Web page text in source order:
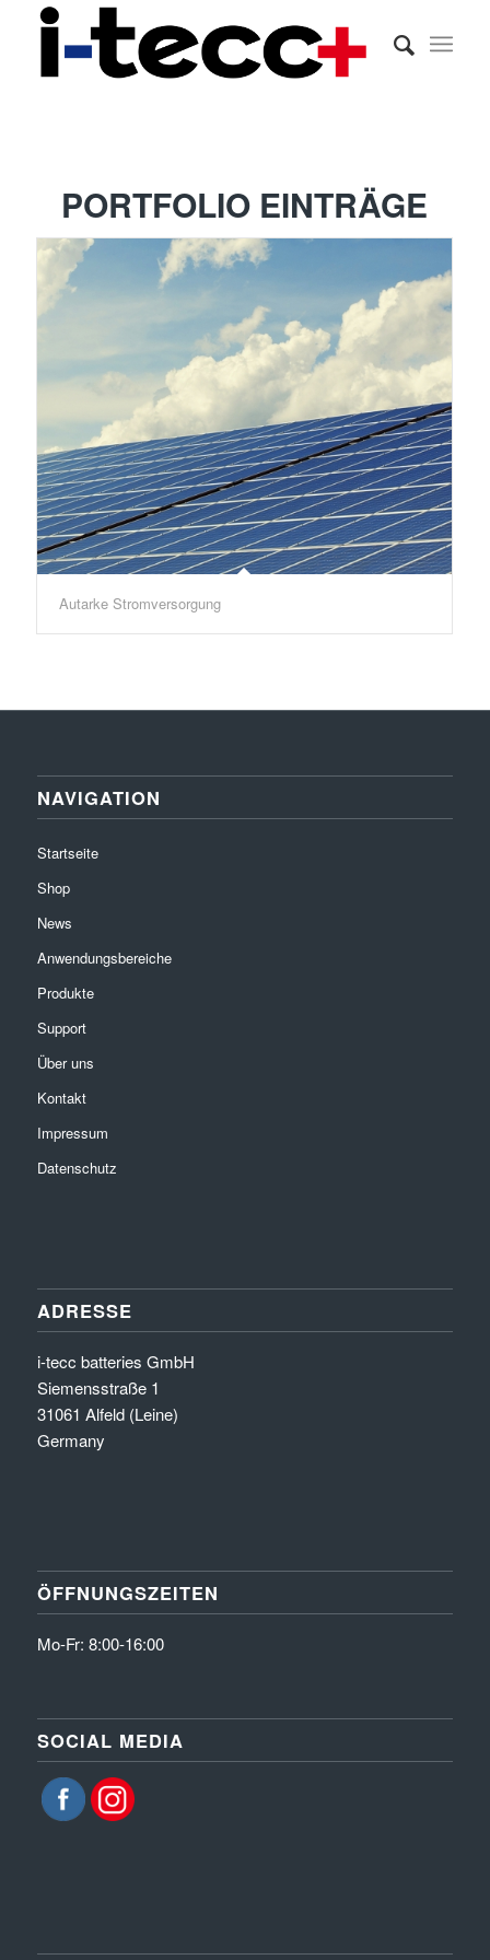
PORTFOLIO EINTRÄGE
Autarke Stromversorgung
NAVIGATION
Startseite
Shop
News
Anwendungsbereiche
Produkte
Support
Über uns
Kontakt
Impressum
Datenschutz
ADRESSE
i-tecc batteries GmbH
Siemensstraße 1
31061 Alfeld (Leine)
Germany
ÖFFNUNGSZEITEN
Mo-Fr: 8:00-16:00
SOCIAL MEDIA